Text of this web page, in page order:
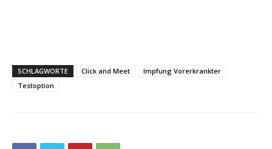
SCHLAGWORTE Click and Meet
Impfung Vorerkrankter
Testoption